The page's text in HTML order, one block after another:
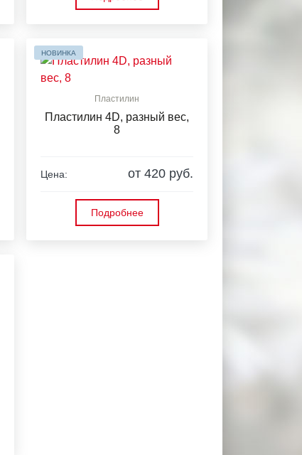
НОВИНКА
Пластилин
Пластилин 4D, разный вес,
8
Цена: от 420 руб.
Подробнее